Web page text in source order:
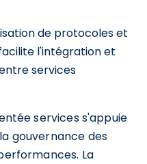
de protocoles et
l'intégration et
services
services s'appuie
gouvernance des
La